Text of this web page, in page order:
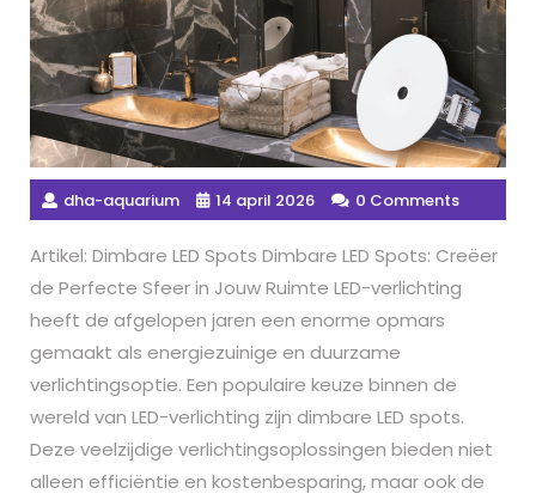
dha-aquarium 14 april 2026 0 Comments
Artikel: Dimbare LED Spots Dimbare LED Spots: Creëer
de Perfecte Sfeer in Jouw Ruimte LED-verlichting
heeft de afgelopen jaren een enorme opmars
gemaakt als energiezuinige en duurzame
verlichtingsoptie. Een populaire keuze binnen de
wereld van LED-verlichting zijn dimbare LED spots.
Deze veelzijdige verlichtingsoplossingen bieden niet
alleen efficiëntie en kostenbesparing, maar ook de